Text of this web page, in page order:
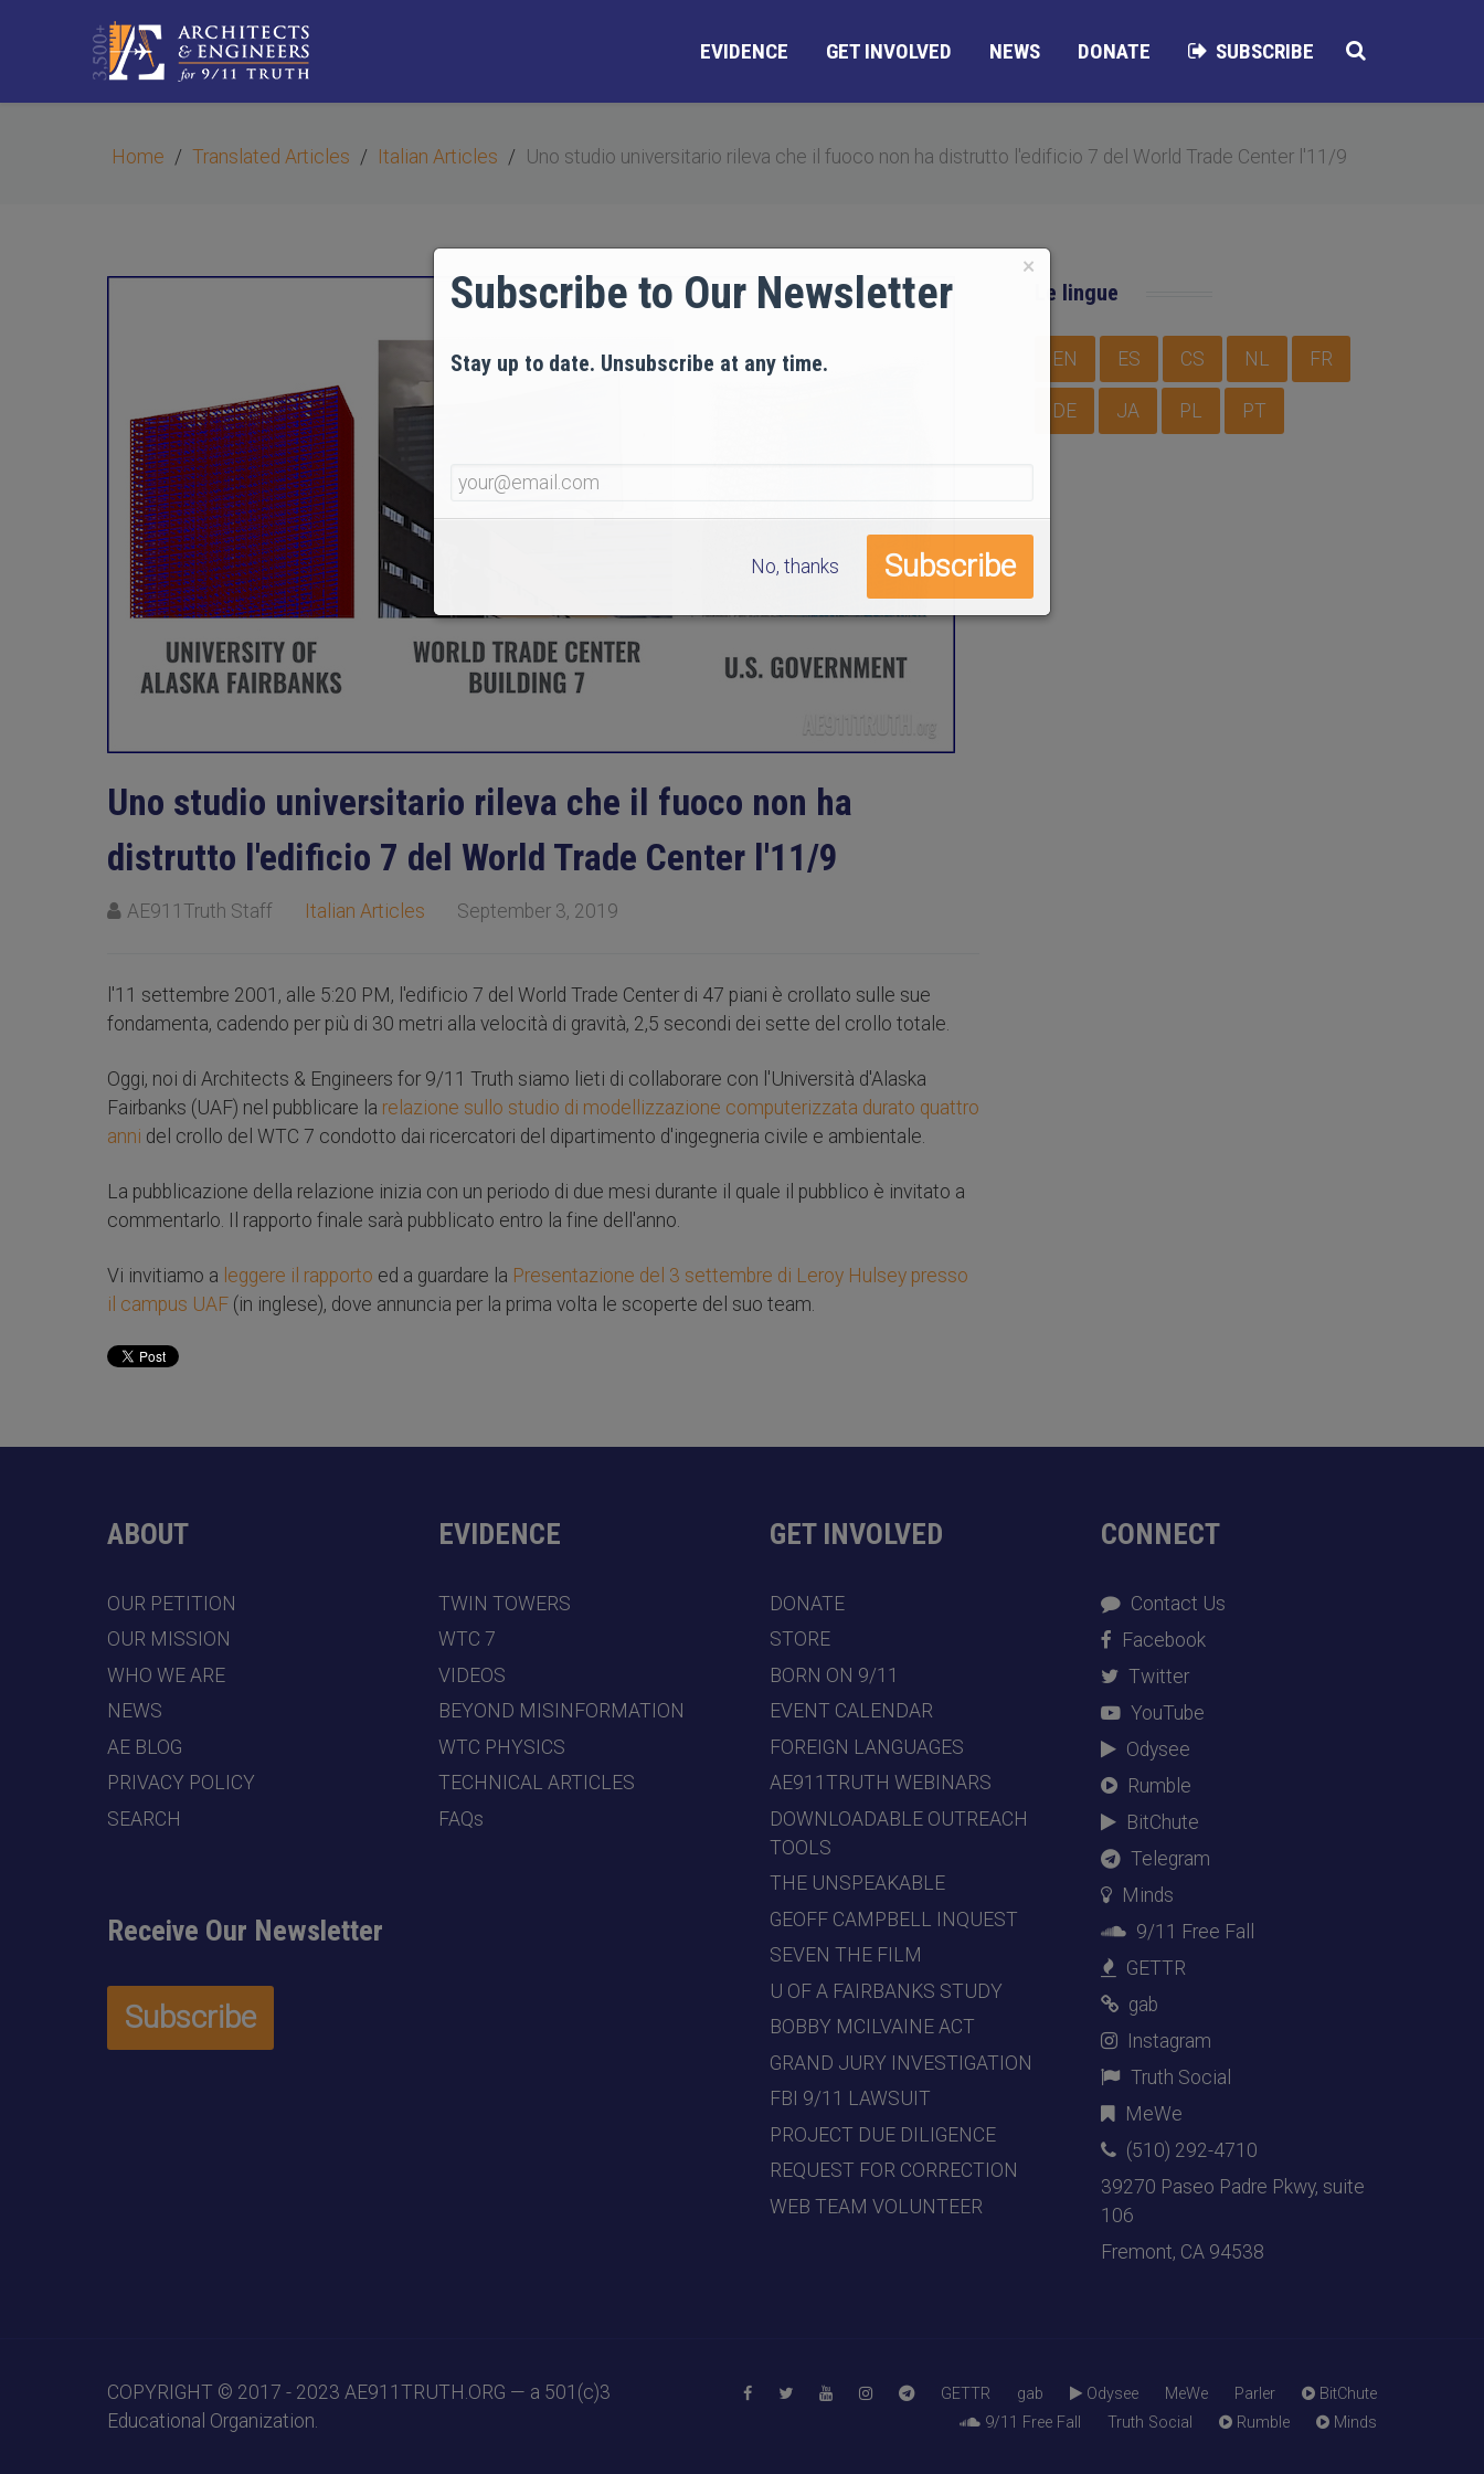
EVIDENCE GET INVOLVED NEWS DONATE SUBSCRIBE
Home Translated Articles Italian Articles Uno studio universitario rileva che il fuoco non ha distrutto l'edificio 7 del World Trade Center l'11/9
Uno studio universitario rileva che il fuoco non ha
distrutto l'edificio 7 del World Trade Center l'11/9
AE911Truth Staff Italian Articles September 3, 2019
l'11 settembre 2001, alle 5:20 PM, l'edificio 7 del World Trade Center di 47 piani è crollato sulle sue
fondamenta, cadendo per più di 30 metri alla velocità di gravità, 2,5 secondi dei sette del crollo totale.
Oggi, noi di Architects & Engineers for 9/11 Truth siamo lieti di collaborare con l'Università d'Alaska
Fairbanks (UAF) nel pubblicare la relazione sullo studio di modellizzazione computerizzata durato quattro
anni del crollo del WTC 7 condotto dai ricercatori del dipartimento d'ingegneria civile e ambientale.
La pubblicazione della relazione inizia con un periodo di due mesi durante il quale il pubblico è invitato a
commentarlo. Il rapporto finale sarà pubblicato entro la fine dell'anno.
Vi invitiamo a leggere il rapporto ed a guardare la Presentazione del 3 settembre di Leroy Hulsey presso
il campus UAF (in inglese), dove annuncia per la prima volta le scoperte del suo team.
Le lingue
EN ES CS NL FR
DE JA PL PT
ABOUT
OUR PETITION
OUR MISSION
WHO WE ARE
NEWS
AE BLOG
PRIVACY POLICY
SEARCH
Receive Our Newsletter
EVIDENCE
TWIN TOWERS
WTC 7
VIDEOS
BEYOND MISINFORMATION
WTC PHYSICS
TECHNICAL ARTICLES
FAQs
GET INVOLVED
DONATE
STORE
BORN ON 9/11
EVENT CALENDAR
FOREIGN LANGUAGES
AE911TRUTH WEBINARS
DOWNLOADABLE OUTREACH
TOOLS
THE UNSPEAKABLE
GEOFF CAMPBELL INQUEST
SEVEN THE FILM
U OF A FAIRBANKS STUDY
BOBBY MCILVAINE ACT
GRAND JURY INVESTIGATION
FBI 9/11 LAWSUIT
PROJECT DUE DILIGENCE
REQUEST FOR CORRECTION
WEB TEAM VOLUNTEER
CONNECT
Contact Us
Facebook
Twitter
YouTube
Odysee
Rumble
BitChute
Telegram
Minds
9/11 Free Fall
GETTR
gab
Instagram
Truth Social
MeWe
(510) 292-4710
39270 Paseo Padre Pkwy, suite
106
Fremont, CA 94538
COPYRIGHT © 2017 - 2023 AE911TRUTH.ORG — a 501(c)3
Educational Organization.
GETTR gab Odysee MeWe Parler
BitChute
9/11 Free Fall
Truth Social Rumble Minds
×
Subscribe to Our Newsletter
Stay up to date. Unsubscribe at any time.
No, thanks